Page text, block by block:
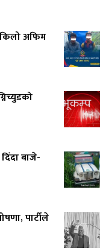
अफिम
बाजे-
पार्टीले